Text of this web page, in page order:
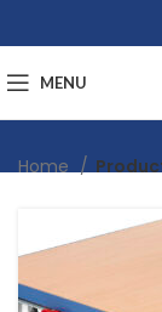
MENU
Home